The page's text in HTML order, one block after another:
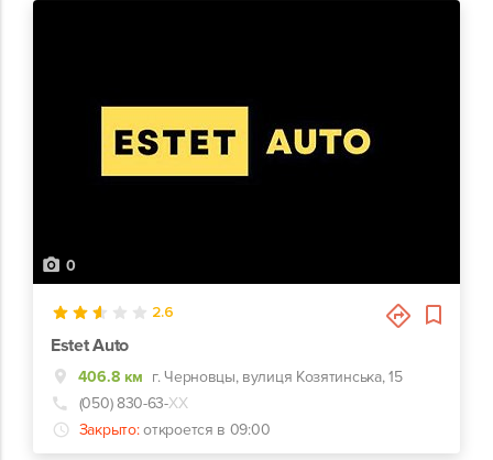
0
2.6
Estet Auto
406.8 км г. Черновцы, вулиця Козятинська, 15
(050) 830-63-ХХ
Закрыто: откроется в 09:00